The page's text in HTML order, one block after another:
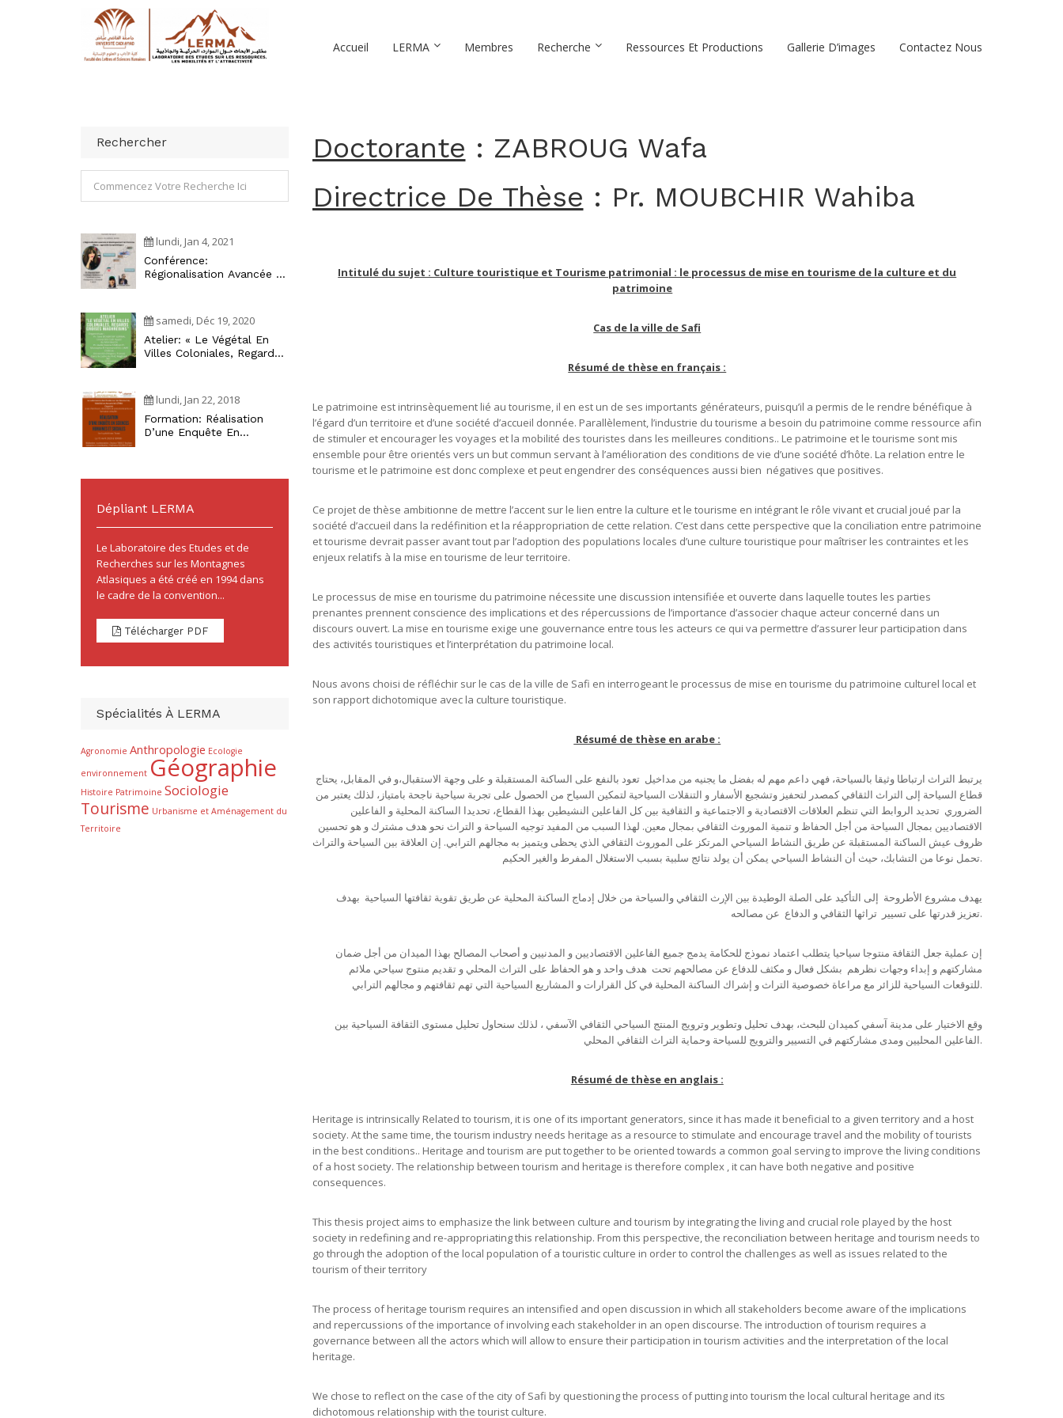
Accueil LERMA Membres Recherche Ressources Et Productions Gallerie D’images Contactez Nous
Doctorante : ZABROUG Wafa
Directrice De Thèse : Pr. MOUBCHIR Wahiba
Intitulé du sujet : Culture touristique et Tourisme patrimonial : le processus de mise en tourisme de la culture et du
patrimoine
Cas de la ville de Safi
Résumé de thèse en français :
Le patrimoine est intrinsèquement lié au tourisme, il en est un de ses importants générateurs, puisqu’il a permis de le rendre bénéfique à
l’égard d’un territoire et d’une société d’accueil donnée. Parallèlement, l’industrie du tourisme a besoin du patrimoine comme ressource afin
de stimuler et encourager les voyages et la mobilité des touristes dans les meilleures conditions.. Le patrimoine et le tourisme sont mis
ensemble pour être orientés vers un but commun servant à l’amélioration des conditions de vie d’une société d’hôte. La relation entre le
tourisme et le patrimoine est donc complexe et peut engendrer des conséquences aussi bien négatives que positives.
Ce projet de thèse ambitionne de mettre l’accent sur le lien entre la culture et le tourisme en intégrant le rôle vivant et crucial joué par la
société d’accueil dans la redéfinition et la réappropriation de cette relation. C’est dans cette perspective que la conciliation entre patrimoine
et tourisme devrait passer avant tout par l’adoption des populations locales d’une culture touristique pour maîtriser les contraintes et les
enjeux relatifs à la mise en tourisme de leur territoire.
Le processus de mise en tourisme du patrimoine nécessite une discussion intensifiée et ouverte dans laquelle toutes les parties
prenantes prennent conscience des implications et des répercussions de l’importance d’associer chaque acteur concerné dans un
discours ouvert. La mise en tourisme exige une gouvernance entre tous les acteurs ce qui va permettre d’assurer leur participation dans
des activités touristiques et l’interprétation du patrimoine local.
Nous avons choisi de réfléchir sur le cas de la ville de Safi en interrogeant le processus de mise en tourisme du patrimoine culturel local et
son rapport dichotomique avec la culture touristique.
Résumé de thèse en arabe :
يرتبط التراث ارتباطا وثيقا بالسياحة، فهي داعم مهم له بفضل ما يجنيه من مداخيل تعود بالنفع على الساكنة المستقبلة و على وجهة الاستقبال،و في المقابل، يحتاج
قطاع السياحة إلى التراث الثقافي كمصدر لتحفيز وتشجيع الأسفار و التنقلات السياحية لتمكين السياح من الحصول على تجربة سياحية ناجحة بامتياز، لذلك يعتبر من
الضروري تحديد الروابط التي تنظم العلاقات الاقتصادية و الاجتماعية و الثقافية بين كل الفاعلين النشيطين بهذا القطاع، تحديدا الساكنة المحلية و الفاعلين
الاقتصاديين بمجال السياحة من أجل الحفاظ و تنمية الموروث الثقافي بمجال معين. لهذا السبب من المفيد توجيه السياحة و التراث نحو هدف مشترك و هو تحسين
ظروف عيش الساكنة المستقبلة عن طريق النشاط السياحي المرتكز على الموروث الثقافي الذي يحظى ويتميز به مجالهم الترابي. إن العلاقة بين السياحة والتراث
تحمل نوعا من التشابك، حيث أن النشاط السياحي يمكن أن يولد نتائج سلبية بسبب الاستغلال المفرط والغير الحكيم.
تعزيز قدرتها على تسيير تراثها الثقافي و الدفاع عن مصالحه.
إن عملية جعل الثقافة منتوجا سياحيا يتطلب اعتماد نموذج للحكامة يدمج جميع الفاعلين الاقتصاديين و المدنيين و أصحاب المصالح بهذا الميدان من أجل ضمان
مشاركتهم و إبداء وجهات نظرهم بشكل فعال و مكثف للدفاع عن مصالحهم تحت هدف واحد و هو الحفاظ على التراث المحلي و تقديم منتوج سياحي ملائم
للتوقعات السياحية للزائر مع مراعاة خصوصية التراث و إشراك الساكنة المحلية في كل القرارات و المشاريع السياحية التي تهم ثقافتهم و مجالهم الترابي.
وقع الاختيار على مدينة آسفي كميدان للبحث، بهدف تحليل وتطوير وترويج المنتج السياحي الثقافي الآسفي ، لذلك سنحاول تحليل مستوى الثقافة السياحية بين
الفاعلين المحليين ومدى مشاركتهم في التسيير والترويج للسياحة وحماية التراث الثقافي المحلي.
Résumé de thèse en anglais :
Heritage is intrinsically Related to tourism, it is one of its important generators, since it has made it beneficial to a given territory and a host
society. At the same time, the tourism industry needs heritage as a resource to stimulate and encourage travel and the mobility of tourists
in the best conditions.. Heritage and tourism are put together to be oriented towards a common goal serving to improve the living conditions
of a host society. The relationship between tourism and heritage is therefore complex , it can have both negative and positive
consequences.
This thesis project aims to emphasize the link between culture and tourism by integrating the living and crucial role played by the host
society in redefining and re-appropriating this relationship. From this perspective, the reconciliation between heritage and tourism needs to
go through the adoption of the local population of a touristic culture in order to control the challenges as well as issues related to the
tourism of their territory
The process of heritage tourism requires an intensified and open discussion in which all stakeholders become aware of the implications
and repercussions of the importance of involving each stakeholder in an open discourse. The introduction of tourism requires a
governance between all the actors which will allow to ensure their participation in tourism activities and the interpretation of the local
heritage.
We chose to reflect on the case of the city of Safi by questioning the process of putting into tourism the local cultural heritage and its
dichotomous relationship with the tourist culture.
Rechercher
lundi, Jan 4, 2021
Conférence:
Régionalisation Avancée Et
Écosystémique
samedi, Déc 19, 2020
Atelier: « Le Végétal En
Villes Coloniales, Regards
lundi, Jan 22, 2018
Formation: Réalisation
D’une Enquête En
Dépliant LERMA
Le Laboratoire des Etudes et de
Recherches sur les Montagnes
Atlasiques a été créé en 1994 dans
le cadre de la convention...
Télécharger PDF
Spécialités À LERMA
Agronomie Anthropologie Ecologie
environnement Géographie
Histoire Patrimoine Sociologie
Tourisme Urbanisme et Aménagement du
Territoire